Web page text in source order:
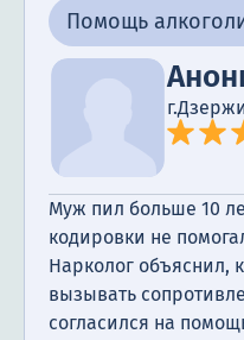
Помощь
Муж пил больше 10
кодировки не
Нарколог объяснил,
вызывать
согласился на